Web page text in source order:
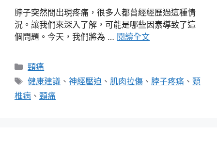
脖子突然間出現疼痛，很多人都曾經經歷過這種情
況。讓我們來深入了解，可能是哪些因素導致了這
個問題。今天，我們將為 … 閱讀全文
分
類
頸痛
標
籤
健康建議 、神經壓迫 、 肌肉拉傷 、 脖子疼痛 、頸
椎病 、 頸痛